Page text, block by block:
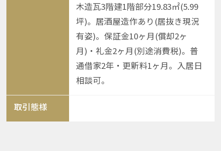
木造瓦3階建1階部分19.83㎡(5.99
坪)。居酒屋造作あり(居抜き現況
有姿)。保証金10ヶ月(償却2ヶ
月)・礼金2ヶ月(別途消費税)。普
通借家2年・更新料1ヶ月。入居日
相談可。
取引態様